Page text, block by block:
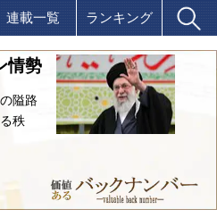
連載一覧 ランキング
情勢
隘路
秩